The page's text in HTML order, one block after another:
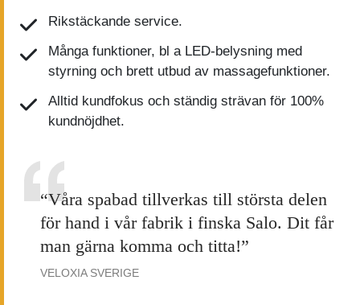
Rikstäckande service.
Många funktioner, bl a LED-belysning med
styrning och brett utbud av massagefunktioner.
Alltid kundfokus och ständig strävan för 100%
kundnöjdhet.
“Våra spabad tillverkas till största delen
för hand i vår fabrik i finska Salo. Dit får
man gärna komma och titta!”
VELOXIA SVERIGE